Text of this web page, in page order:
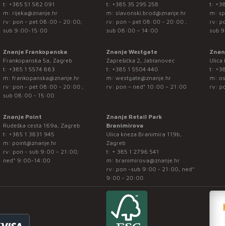
t: +385 51 582 091
m: rijeka@znanje.hr
rv: pon - pet 08:00 - 20:00;
sub 9:00-15:00
t: +385 35 295 258
m: slavonski.brod@znanje.hr
rv: pon - pet 08:00 - 20:00 ;
sub 08:00 – 14:00
t:
m:
rv:
sub
Znanje Frankopanska
Frankopanska 5a, Zagreb
t: +385 1 5574 883
m: frankopanska@znanje.hr
rv: pon - pet 08:00 - 20:00 ;
sub 08:00 - 15:00
Znanje Westgate
Zaprešićka 2, Jablanovec
t: +385 1 5504 440
m: westgate@znanje.hr
rv: pon – ned* 10:00 – 21:00
Ulica
t:
m:
rv:
Znanje Point
Rudeška cesta 169a, Zagreb
t: +385 1 3831 945
m: point@znanje.hr
rv: pon - sub 9:00 – 21:00;
ned* 9:00-14:00
Znanje Retail Park
Branimirova
Ulica kneza Branimira 119b,
Zagreb
t: + 385 1 2796 541
m: branimirova@znanje.hr
rv: pon -sub 9:00 - 21:00, ned*
9:00 - 20:00